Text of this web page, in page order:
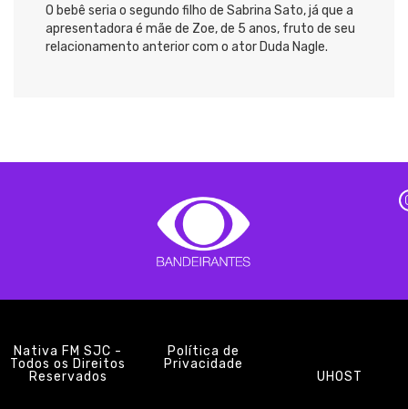
O bebê seria o segundo filho de Sabrina Sato, já que a
apresentadora é mãe de Zoe, de 5 anos, fruto de seu
relacionamento anterior com o ator Duda Nagle.
Nativa FM SJC -
Todos os Direitos
Reservados
Política de
Privacidade
UHOST